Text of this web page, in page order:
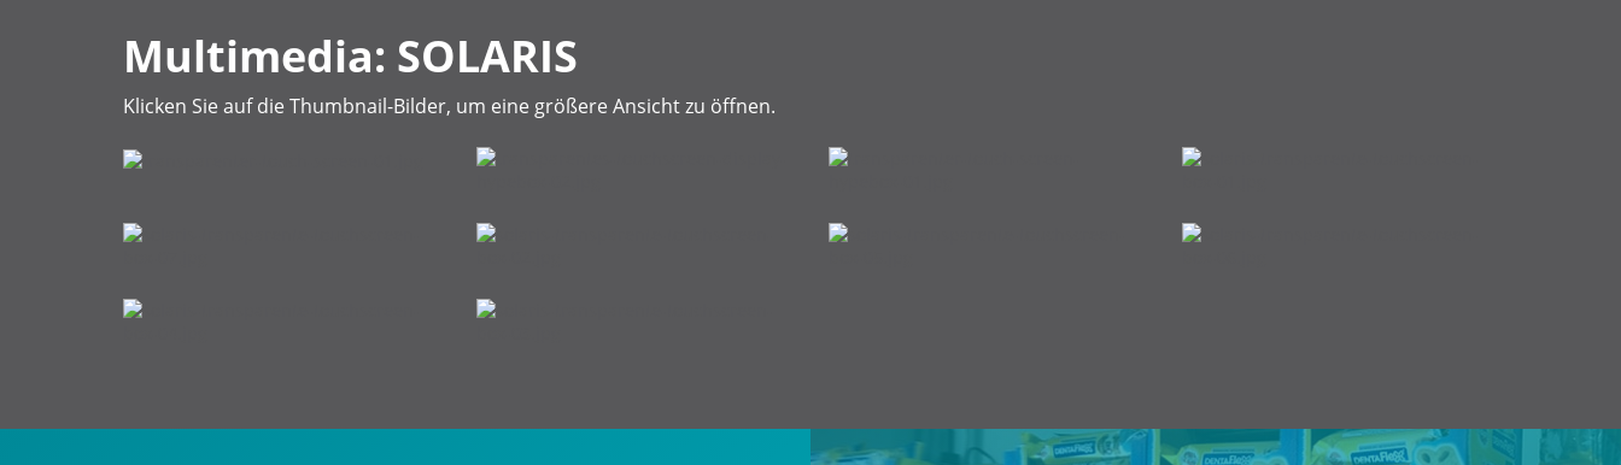
Multimedia: SOLARIS
Klicken Sie auf die Thumbnail-Bilder, um eine größere Ansicht zu öffnen.